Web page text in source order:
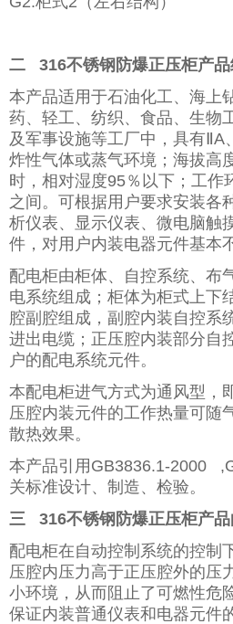
二 316不锈钢防爆正压柜产品
本产品适用于石油化工、海上
药、轻工、纺织、食品、生物
及军事设施等工厂中，具有ⅡA
炸性气体或蒸气环境；海拔高
时，相对湿度95％以下；工
之间。可根据用户要求安装各
析仪表、显示仪表、微电脑触
件，对用户内装电器元件基本
配电柜由柜体、自控系统、布
电系统组成；柜体为柜式上下
腔副腔组成，副腔内装自控系
进出电缆；正压腔内装部分自
户的配电系统元件。
本配电柜进气方式为通风型，
压腔内装元件的工作热量可随
散热效果。
本产品引用GB3836.1-2000
关标准设计、制造、检验。
三 316不锈钢防爆正压柜产品
配电柜在自动控制系统的控制
压腔内压力高于正压腔外的压
小环境，从而阻止了可燃性危
保证内装普通仪表和电器元件